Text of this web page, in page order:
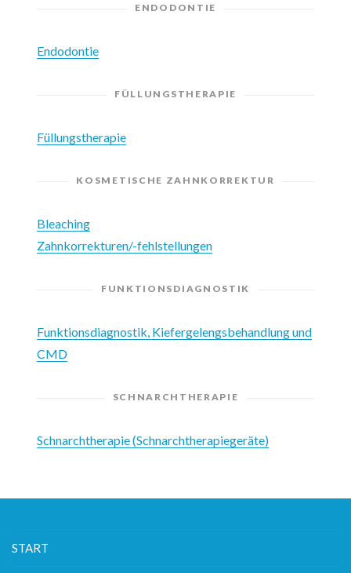
ENDODONTIE
Endodontie
FÜLLUNGSTHERAPIE
Füllungstherapie
KOSMETISCHE ZAHNKORREKTUR
Bleaching
Zahnkorrekturen/-fehlstellungen
FUNKTIONSDIAGNOSTIK
Funktionsdiagnostik, Kiefergelengsbehandlung und
CMD
SCHNARCHTHERAPIE
Schnarchtherapie (Schnarchtherapiegeräte)
START